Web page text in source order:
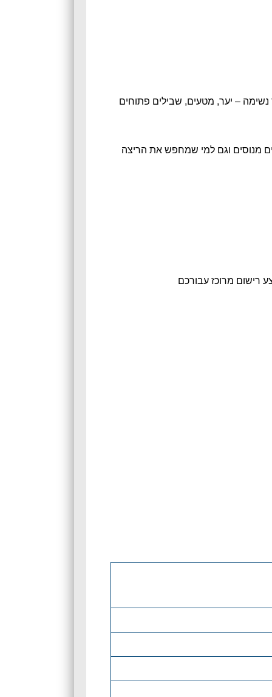
נשימה – יער, מטעים, שבילים פתוחים
מנוסים וגם למי שמחפש את הריצה
רישום מרוכז עבורכם